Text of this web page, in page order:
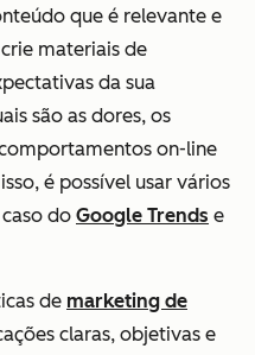
que é relevante e
materiais de
da sua
são as dores, os
on-line
é possível usar vários
do Google Trends e
de marketing de
claras, objetivas e